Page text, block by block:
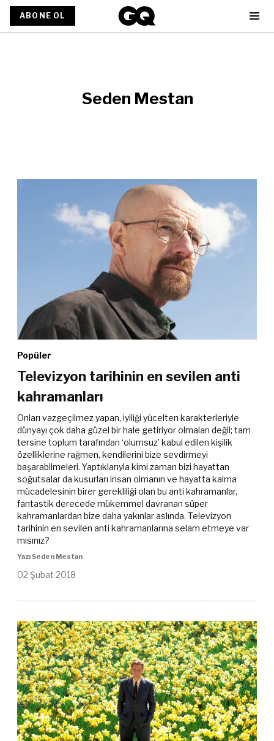
ABONE OL
Seden Mestan
Popüler
Televizyon tarihinin en sevilen anti
kahramanları
Onları vazgeçilmez yapan, iyiliği yücelten karakterleriyle
dünyayı çok daha güzel bir hale getiriyor olmaları değil; tam
tersine toplum tarafından ‘olumsuz’ kabul edilen kişilik
özelliklerine rağmen, kendilerini bize sevdirmeyi
başarabilmeleri. Yaptıklarıyla kimi zaman bizi hayattan
soğutsalar da kusurları insan olmanın ve hayatta kalma
mücadelesinin birer gerekliliği olan bu anti kahramanlar,
fantastik derecede mükemmel davranan süper
kahramanlardan bize daha yakınlar aslında. Televizyon
tarihinin en sevilen anti kahramanlarına selam etmeye var
mısınız?
Yazı Seden Mestan
02 Şubat 2018